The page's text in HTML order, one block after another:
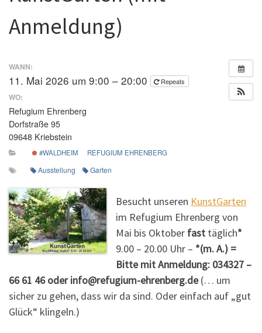
Anmeldung)
WANN:
11. Mai 2026 um 9:00 – 20:00 Repeats
WO:
Refugium Ehrenberg
Dorfstraße 95
09648 Kriebstein
#WALDHEIM REFUGIUM EHRENBERG
Ausstellung Garten
Besucht unseren KunstGarten
im Refugium Ehrenberg von
Mai bis Oktober fast täglich*
9.00 – 20.00 Uhr – *(m. A.) =
Bitte mit Anmeldung: 034327 –
66 61 46 oder info@refugium-ehrenberg.de(… um
sicher zu gehen, dass wir da sind. Oder einfach auf „gut
Glück“ klingeln.)